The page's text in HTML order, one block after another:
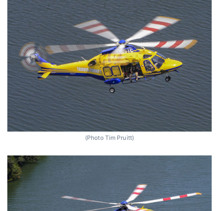
(Photo Tim Pruitt)